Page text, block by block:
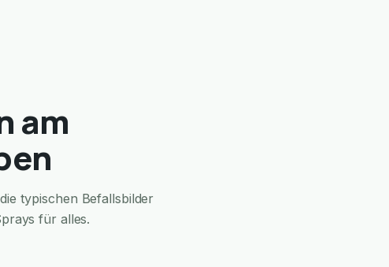
am
typischen Befallsbilder
für alles.